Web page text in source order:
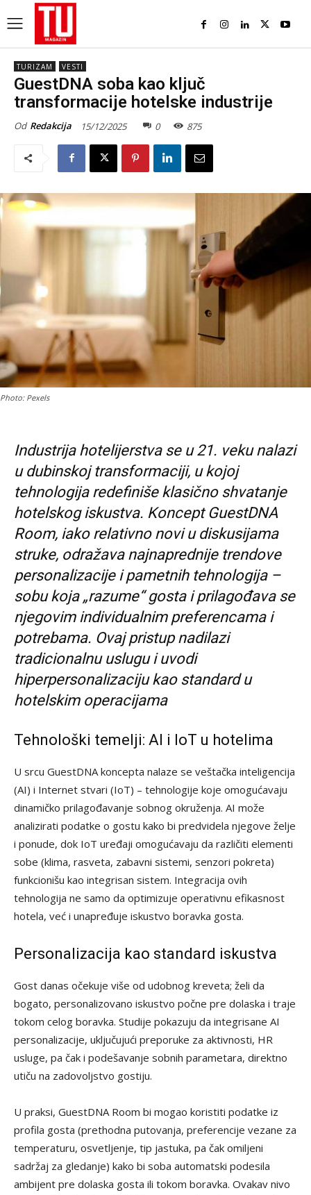
TURIZAM VESTI
GuestDNA soba kao ključ
transformacije hotelske industrije
Od Redakcija 15/12/2025 0 875
Photo: Pexels
Industrija hotelijerstva se u 21. veku nalazi
u dubinskoj transformaciji, u kojoj
tehnologija redefiniše klasično shvatanje
hotelskog iskustva. Koncept GuestDNA
Room, iako relativno novi u diskusijama
struke, odražava najnaprednije trendove
personalizacije i pametnih tehnologija –
sobu koja „razume“ gosta i prilagođava se
njegovim individualnim preferencama i
potrebama. Ovaj pristup nadilazi
tradicionalnu uslugu i uvodi
hiperpersonalizaciju kao standard u
hotelskim operacijama
Tehnološki temelji: AI i IoT u hotelima
U srcu GuestDNA koncepta nalaze se veštačka inteligencija
(AI) i Internet stvari (IoT) – tehnologije koje omogućavaju
dinamičko prilagođavanje sobnog okruženja. AI može
analizirati podatke o gostu kako bi predvidela njegove želje
i ponude, dok IoT uređaji omogućavaju da različiti elementi
sobe (klima, rasveta, zabavni sistemi, senzori pokreta)
funkcionišu kao integrisan sistem. Integracija ovih
tehnologija ne samo da optimizuje operativnu efikasnost
hotela, već i unapređuje iskustvo boravka gosta.
Personalizacija kao standard iskustva
Gost danas očekuje više od udobnog kreveta; želi da
bogato, personalizovano iskustvo počne pre dolaska i traje
tokom celog boravka. Studije pokazuju da integrisane AI
personalizacije, uključujući preporuke za aktivnosti, HR
usluge, pa čak i podešavanje sobnih parametara, direktno
utiču na zadovoljstvo gostiju.
U praksi, GuestDNA Room bi mogao koristiti podatke iz
profila gosta (prethodna putovanja, preferencije vezane za
temperaturu, osvetljenje, tip jastuka, pa čak omiljeni
sadržaj za gledanje) kako bi soba automatski podesila
ambijent pre dolaska gosta ili tokom boravka. Ovakav nivo